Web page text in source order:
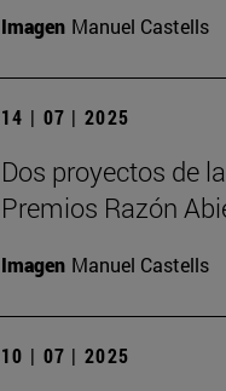
Imagen Manuel Castells
14 | 07 | 2025
Dos proyectos de
Premios Razón
Imagen Manuel Castells
10 | 07 | 2025